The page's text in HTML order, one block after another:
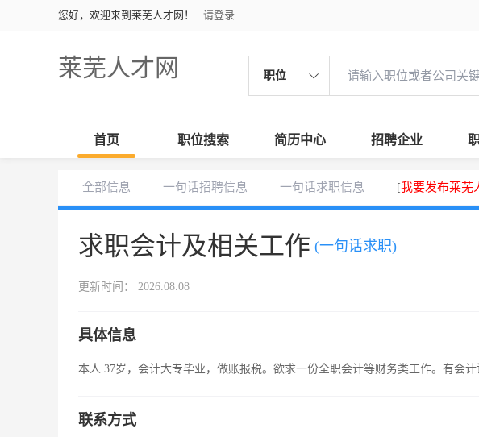
您好，欢迎来到莱芜人才网！ 请登录
莱芜人才网 职位
首页 职位搜索 简历中心 招聘企业
全部信息 一句话招聘信息 一句话求职信息 [我要发布莱芜
求职会计及相关工作 (一句话求职)
更新时间： 2026.08.08
具体信息
本人 37岁，会计大专毕业，做账报税。欲求一份全职会计等财务类工作。有会计
联系方式